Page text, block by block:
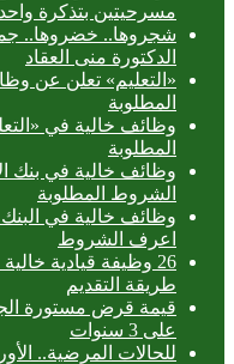
مسرحيتين بتذكرة
شجروها.. خضروها..
الدكتورة منى العقاد
«التعليم» تعلن عن
المطلوبة
وظائف خالية في
المطلوبة
وظائف خالية في بنك
الشروط المطلوبة
وظائف خالية في
اعرف الشروط
26 وظيفة قيادية
طريقة التقديم
قيمة قرض مستورة
على 3 سنوات
للحالات المرضية..